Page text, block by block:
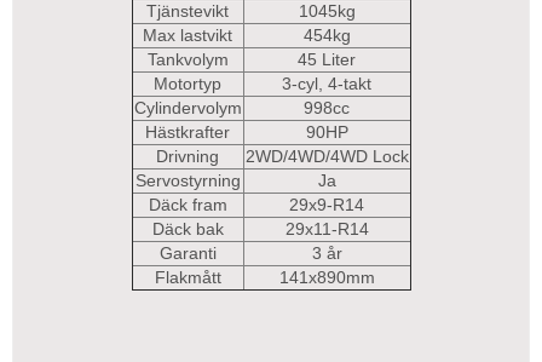
Tjänstevikt
1045kg
Max lastvikt
454kg
Tankvolym
45 Liter
Motortyp
3-cyl, 4-takt
Cylindervolym
998cc
Hästkrafter
90HP
Drivning
2WD/4WD/4WD Lock
Servostyrning
Ja
Däck fram
29x9-R14
Däck bak
29x11-R14
Garanti
3 år
Flakmått
141x890mm